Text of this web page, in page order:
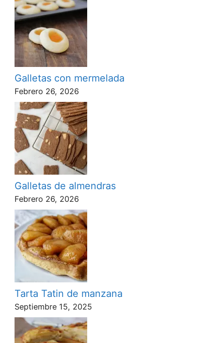
Galletas con mermelada
Febrero 26, 2026
Galletas de almendras
Febrero 26, 2026
Tarta Tatin de manzana
Septiembre 15, 2025